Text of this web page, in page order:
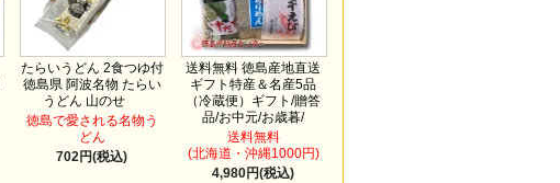
たらいうどん 2食つゆ付
徳島県 阿波名物 たらい
うどん 山のせ
徳島で愛される名物う
どん
702円(税込)
送料無料 徳島産地直送
ギフト特産＆名産5品
（冷蔵便）ギフト/贈答
品/お中元/お歳暮/
送料無料
(北海道・沖縄1000円)
4,980円(税込)